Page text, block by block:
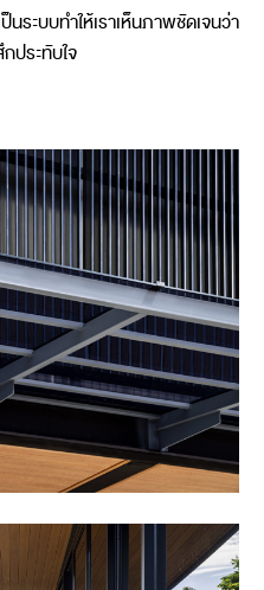
นระบบทำให้เราเห็นภาพชัดเจนว่า
ประทับใจ